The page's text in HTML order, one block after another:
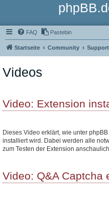
FAQ Pastebin
Startseite Community Support
Videos
Video: Extension
Dieses Video erklärt, wie unter
installiert wird. Dabei werden alle
zum Testen der Extension
Video: Q&A Captcha